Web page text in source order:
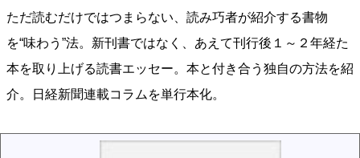
ただ読むだけではつまらない、読み巧者が紹介する書物
を“味わう”法。新刊書ではなく、あえて刊行後１～２年経た
本を取り上げる読書エッセー。本と付き合う独自の方法を紹
介。日経新聞連載コラムを単行本化。